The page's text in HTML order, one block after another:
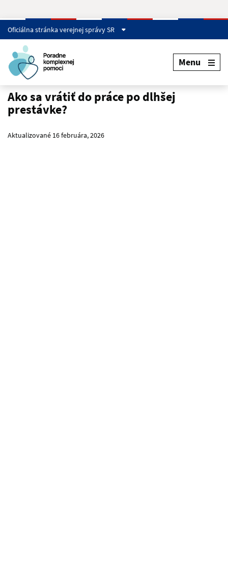
Oficiálna stránka verejnej správy SR
Menu
Ako sa vrátiť do práce po dlhšej
prestávke?
Aktualizované 16 februára, 2026